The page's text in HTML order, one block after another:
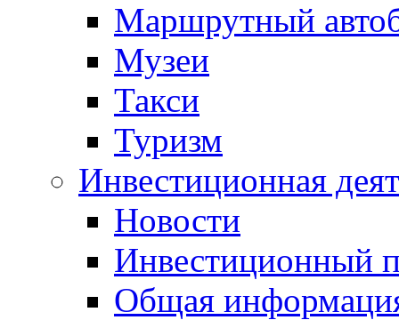
Маршрутный
Музеи
Такси
Туризм
Инвестиционная
Новости
Инвестиционный
Общая